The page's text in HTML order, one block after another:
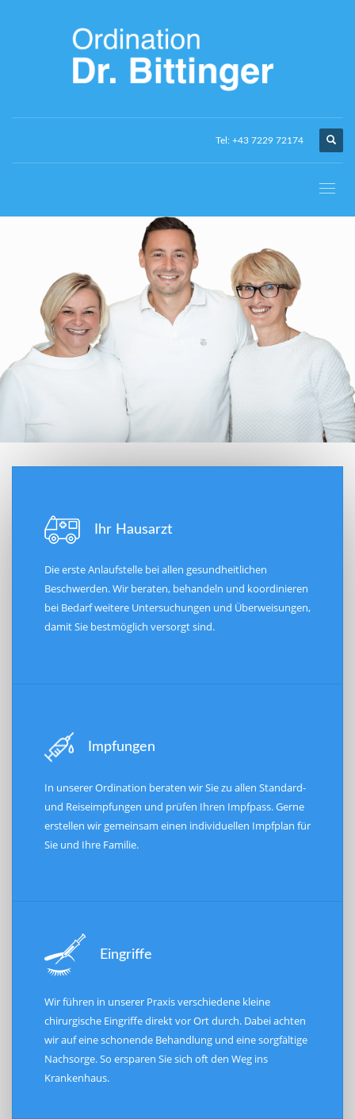
Tel: +43 7229 72174
Ihr Hausarzt
Die erste Anlaufstelle bei allen gesundheitlichen
Beschwerden. Wir beraten, behandeln und koordinieren
bei Bedarf weitere Untersuchungen und Überweisungen,
damit Sie bestmöglich versorgt sind.
Impfungen
In unserer Ordination beraten wir Sie zu allen Standard-
und Reiseimpfungen und prüfen Ihren Impfpass. Gerne
erstellen wir gemeinsam einen individuellen Impfplan für
Sie und Ihre Familie.
Eingriffe
Wir führen in unserer Praxis verschiedene kleine
chirurgische Eingriffe direkt vor Ort durch. Dabei achten
wir auf eine schonende Behandlung und eine sorgfältige
Nachsorge. So ersparen Sie sich oft den Weg ins
Krankenhaus.